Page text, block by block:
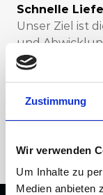
Zustimmung
Wir verwenden
Um Inhalte zu
Medien anbieten
Schnelle
Unser Ziel ist
und
Technisches